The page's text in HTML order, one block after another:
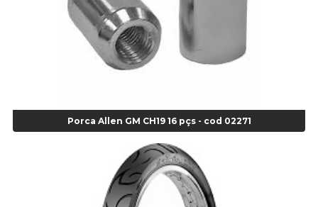
Agulha Escariadora Passeio - Cod 02978
Agulha Escariadora/ Alargadora Caminhão - COD. 02342
Agulha Inserto Pneu s/ câmara - Caminhão - Cod 01909
Agulha para Aplicação Vipstem- Vipal - Cod 02558
Escareador para Inserto de Passeio - Cod 00164
Alicate Anéis Interno Reto 3.3/8 pol x 6.1/2 pol - cod 00977
Alicate Bico Curvo - Cod 01781
Porca Allen GM CH19 16 pçs - cod 02271